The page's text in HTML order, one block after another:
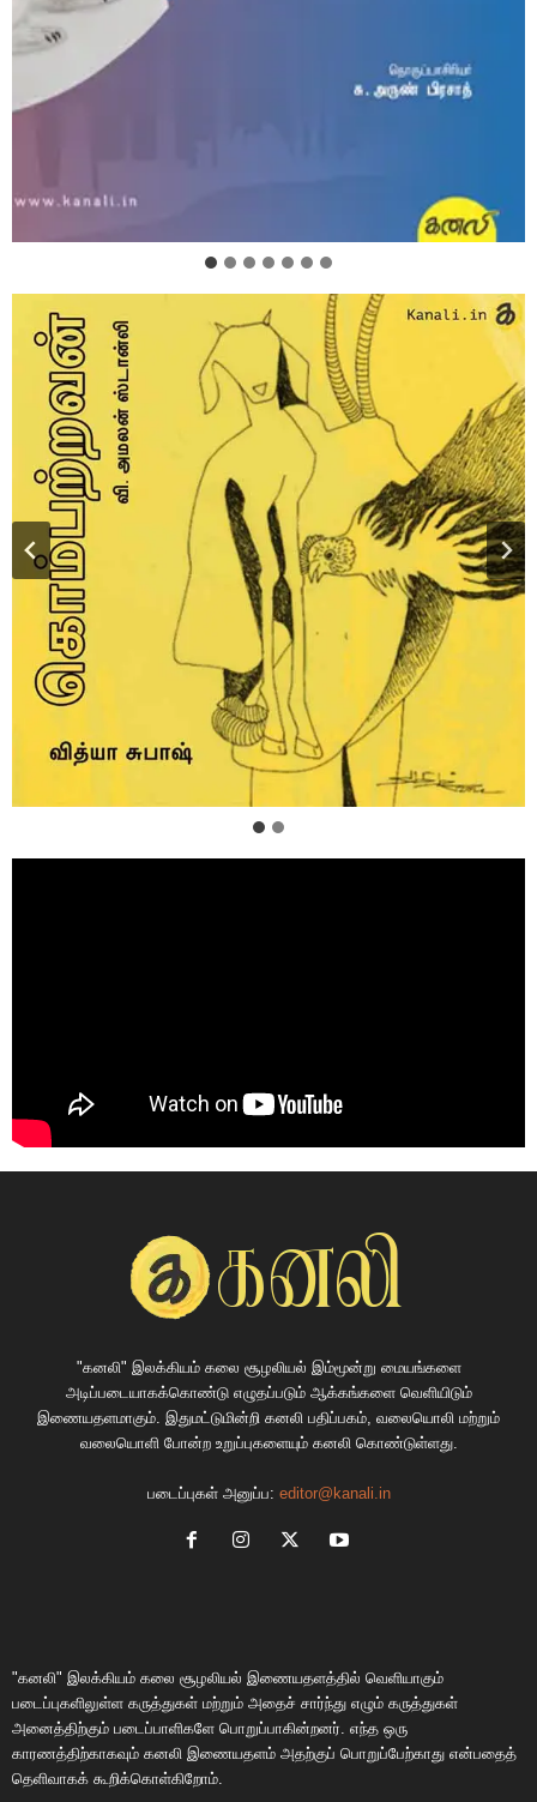
"கனலி" இலக்கியம் கலை சூழலியல் இம்மூன்று மையங்களை
அடிப்படையாகக்கொண்டு எழுதப்படும் ஆக்கங்களை வெளியிடும்
இணையதளமாகும். இதுமட்டுமின்றி கனலி பதிப்பகம், வலையொலி மற்றும்
வலையொளி போன்ற உறுப்புகளையும் கனலி கொண்டுள்ளது.
படைப்புகள் அனுப்ப: editor@kanali.in
"கனலி" இலக்கியம் கலை சூழலியல் இணையதளத்தில் வெளியாகும்
படைப்புகளிலுள்ள கருத்துகள் மற்றும் அதைச் சார்ந்து எழும் கருத்துகள்
அனைத்திற்கும் படைப்பாளிகளே பொறுப்பாகின்றனர். எந்த ஒரு
காரணத்திற்காகவும் கனலி இணையதளம் அதற்குப் பொறுப்பேற்காது என்பதைத்
தெளிவாகக் கூறிக்கொள்கிறோம்.